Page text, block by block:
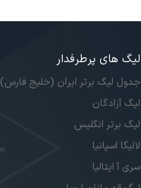
لیگ های پرطرفدار
جدول لیگ برتر ایران (خلیج فارس)
لیگ آزادگان
لیگ برتر انگلیس
لالیگا اسپانیا
سری آ ایتالیا